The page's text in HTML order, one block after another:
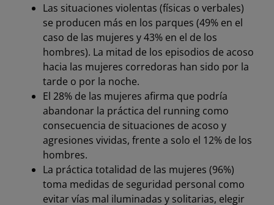
Las situaciones violentas (físicas o verbales)
se producen más en los parques (49% en el
caso de las mujeres y 43% en el de los
hombres). La mitad de los episodios de acoso
hacia las mujeres corredoras han sido por la
tarde o por la noche.
El 28% de las mujeres afirma que podría
abandonar la práctica del running como
consecuencia de situaciones de acoso y
agresiones vividas, frente a solo el 12% de los
hombres.
La práctica totalidad de las mujeres (96%)
toma medidas de seguridad personal como
evitar vías mal iluminadas y solitarias, elegir